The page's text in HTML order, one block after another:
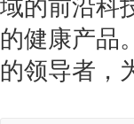
域的前沿科
的健康产品
的领导者，